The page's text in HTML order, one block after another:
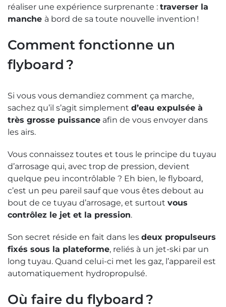
réaliser une expérience surprenante : traverser la
manche à bord de sa toute nouvelle invention !
Comment fonctionne un
flyboard ?
Si vous vous demandiez comment ça marche,
sachez qu’il s’agit simplement d’eau expulsée à
très grosse puissance afin de vous envoyer dans
les airs.
Vous connaissez toutes et tous le principe du tuyau
d’arrosage qui, avec trop de pression, devient
quelque peu incontrôlable ? Eh bien, le flyboard,
c’est un peu pareil sauf que vous êtes debout au
bout de ce tuyau d’arrosage, et surtout vous
contrôlez le jet et la pression.
Son secret réside en fait dans les deux propulseurs
fixés sous la plateforme, reliés à un jet-ski par un
long tuyau. Quand celui-ci met les gaz, l’appareil est
automatiquement hydropropulsé.
Où faire du flyboard ?